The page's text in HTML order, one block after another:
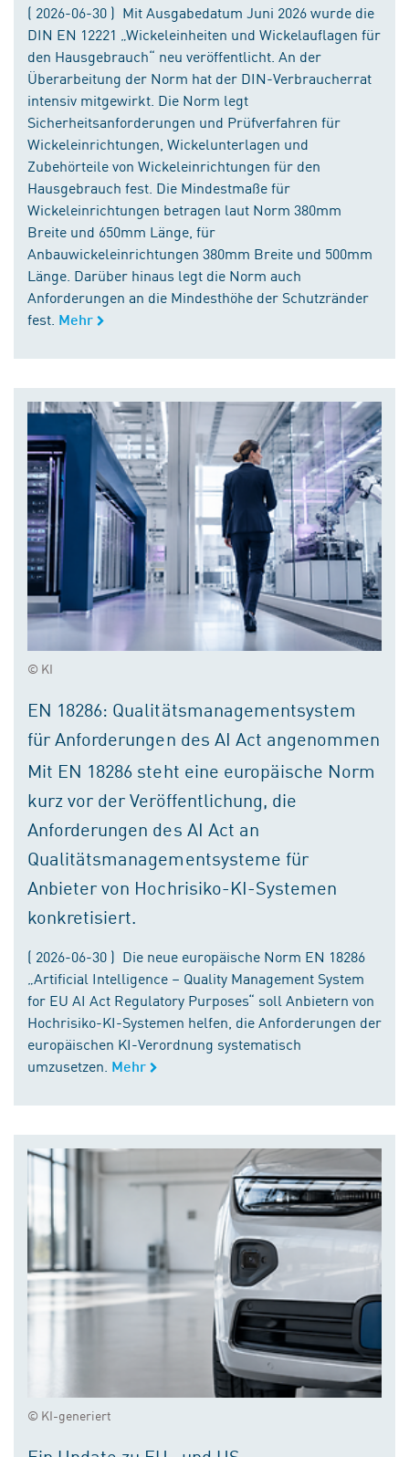
( 2026-06-30 ) Mit Ausgabedatum Juni 2026 wurde die
DIN EN 12221 „Wickeleinheiten und Wickelauflagen für
den Hausgebrauch“ neu veröffentlicht. An der
Überarbeitung der Norm hat der DIN-Verbraucherrat
intensiv mitgewirkt. Die Norm legt
Sicherheitsanforderungen und Prüfverfahren für
Wickeleinrichtungen, Wickelunterlagen und
Zubehörteile von Wickeleinrichtungen für den
Hausgebrauch fest. Die Mindestmaße für
Wickeleinrichtungen betragen laut Norm 380mm
Breite und 650mm Länge, für
Anbauwickeleinrichtungen 380mm Breite und 500mm
Länge. Darüber hinaus legt die Norm auch
Anforderungen an die Mindesthöhe der Schutzränder
fest. Mehr
© KI
EN 18286: Qualitätsmanagementsystem
für Anforderungen des AI Act angenommen
Mit EN 18286 steht eine europäische Norm
kurz vor der Veröffentlichung, die
Anforderungen des AI Act an
Qualitätsmanagementsysteme für
Anbieter von Hochrisiko-KI-Systemen
konkretisiert.
( 2026-06-30 ) Die neue europäische Norm EN 18286
„Artificial Intelligence – Quality Management System
for EU AI Act Regulatory Purposes“ soll Anbietern von
Hochrisiko-KI-Systemen helfen, die Anforderungen der
europäischen KI-Verordnung systematisch
umzusetzen. Mehr
© KI-generiert